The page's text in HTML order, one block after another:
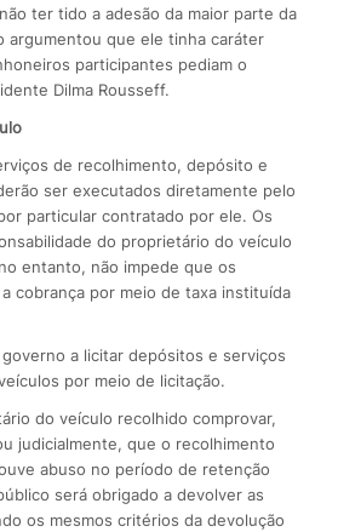
ter tido a adesão da maior parte da
argumentou que ele tinha caráter
participantes pediam o
Dilma Rousseff.
de recolhimento, depósito e
ser executados diretamente pelo
particular contratado por ele. Os
do proprietário do veículo
entanto, não impede que os
cobrança por meio de taxa instituída
a licitar depósitos e serviços
por meio de licitação.
do veículo recolhido comprovar,
judicialmente, que o recolhimento
abuso no período de retenção
será obrigado a devolver as
os mesmos critérios da devolução